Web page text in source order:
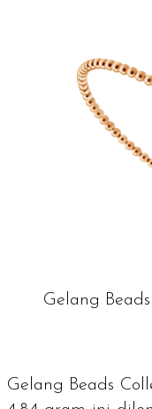
Gelang
Gelang Beads